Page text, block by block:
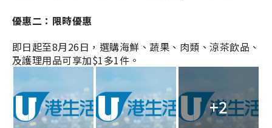
優惠二：限時優惠
即日起至8月26日，選購海鮮、蔬果、肉類、涼茶飲品、
及護理用品可享加$1多1件。
+2